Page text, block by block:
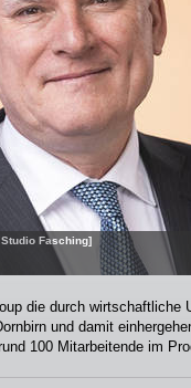
Fasching]
die durch wirtschaftliche
und damit
100 Mitarbeitende im